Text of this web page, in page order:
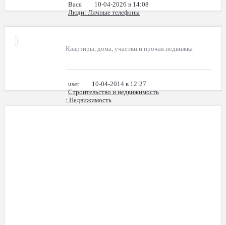
Вася
10-04-2026 в 14:08
Люди: Личные телефоны
Квартиры, дома, участки и прочая недвижка
user
10-04-2014 в 12:27
Строительство и недвижимость
: Недвижимость